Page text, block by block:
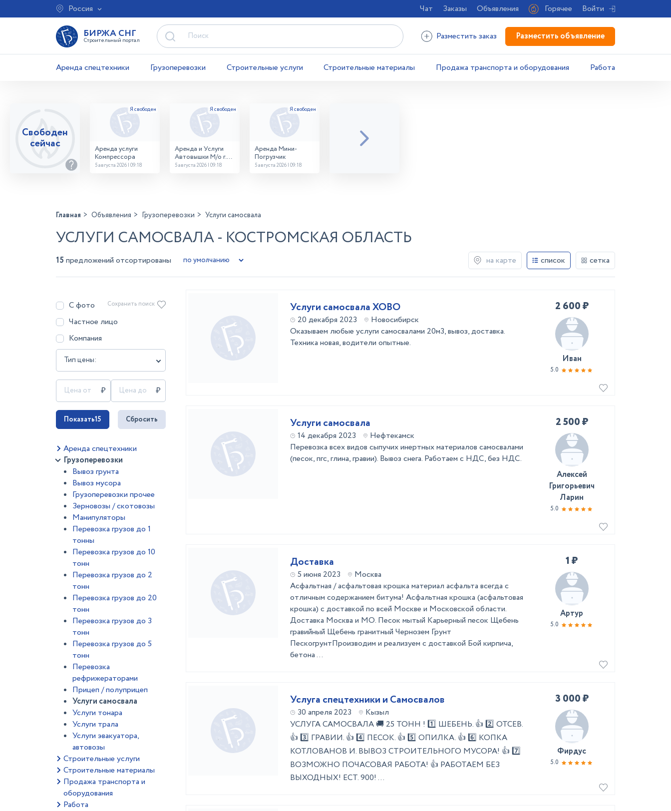
Россия Чат Заказы Объявления Горячее Войти
БИРЖА СНГ
Строительный портал Разместить заказ Разместить объявление
Аренда спецтехники Грузоперевозки Строительные услуги Строительные материалы Продажа транспорта и оборудования Работа
Свободен
сейчас
Аренда услуги
Компрессора
5 августа 2026 | 09:18
Аренда и Услуги
Автовышки М/о г.
Домодедово
5 августа 2026 | 09:18
Аренда Мини-
Погрузчик
5 августа 2026 | 09:18
Главная Объявления Грузоперевозки Услуги самосвала
УСЛУГИ САМОСВАЛА - КОСТРОМСКАЯ ОБЛАСТЬ
15 предложений отсортированы на карте список сетка
С фото
Частное лицо
Компания
Тип цены:
Сохранить поиск
Показать15 Сбросить
Аренда спецтехники
Грузоперевозки
Вывоз грунта
Вывоз мусора
Грузоперевозки прочее
Зерновозы / скотовозы
Манипуляторы
Перевозка грузов до 1
тонны
Перевозка грузов до 10
тонн
Перевозка грузов до 2
тонн
Перевозка грузов до 20
тонн
Перевозка грузов до 3
тонн
Перевозка грузов до 5
тонн
Перевозка
рефрижераторами
Прицеп / полуприцеп
Услуги самосвала
Услуги тонара
Услуги трала
Услуги эвакуатора,
автовозы
Строительные услуги
Строительные материалы
Продажа транспорта и
оборудования
Работа
Услуги самосвала ХОВО
20 декабря 2023
Новосибирск
Оказываем любые услуги самосвалами 20м3, вывоз, доставка.
Техника новая, водители опытные.
2 600 ₽
Иван
5.0
Услуги самосвала
14 декабря 2023
Нефтекамск
Перевозка всех видов сыпучих инертных материалов самосвалами
(песок, пгс, глина, гравии). Вывоз снега. Работаем с НДС, без НДС.
2 500 ₽
Алексей
Григорьевич
Ларин
5.0
Доставка
5 июня 2023
Москва
Асфальтная / асфальтовая крошка материал асфальта всегда с
отличным содержанием битума! Асфальтная крошка (асфальтовая
крошка) с доставкой по всей Москве и Московской области.
Доставка Москва и МО. Песок мытый Карьерный песок Щебень
гравийный Щебень гранитный Чернозем Грунт
ПескогрунтПроизводим и реализуем с доставкой Бой кирпича,
бетона ...
1 ₽
Артур
5.0
Услуга спецтехники и Самосвалов
30 апреля 2023
Кызыл
УСЛУГА САМОСВАЛА 🚚 25 ТОНН ! 1️⃣ ШЕБЕНЬ. 👍 2️⃣ ОТСЕВ.
👍 3️⃣ ГРАВИИ. 👍 4️⃣ ПЕСОК. 👍 5️⃣ ОПИЛКА. 👍 6️⃣ КОПКА
КОТЛОВАНОВ И. ВЫВОЗ СТРОИТЕЛЬНОГО МУСОРА! 👍 7️⃣
ВОЗМОЖНО ПОЧАСОВАЯ РАБОТА! 👍 РАБОТАЕМ БЕЗ
ВЫХОДНЫХ! ЕСТ. 900! ...
3 000 ₽
Фирдус
5.0